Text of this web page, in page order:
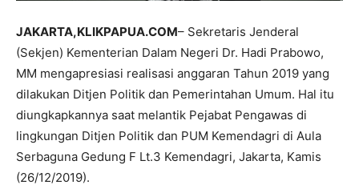
JAKARTA,KLIKPAPUA.COM– Sekretaris Jenderal
(Sekjen) Kementerian Dalam Negeri Dr. Hadi Prabowo,
MM mengapresiasi realisasi anggaran Tahun 2019 yang
dilakukan Ditjen Politik dan Pemerintahan Umum. Hal itu
diungkapkannya saat melantik Pejabat Pengawas di
lingkungan Ditjen Politik dan PUM Kemendagri di Aula
Serbaguna Gedung F Lt.3 Kemendagri, Jakarta, Kamis
(26/12/2019).